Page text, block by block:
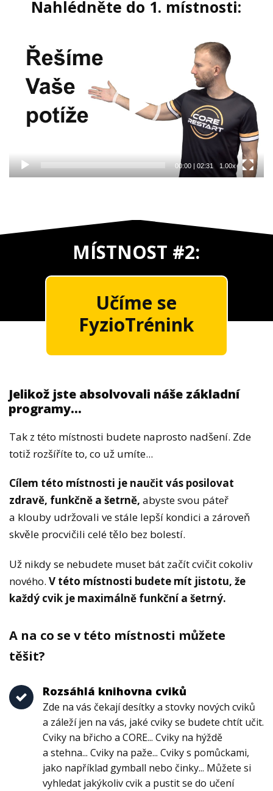
Nahlédněte do 1. místnosti:
Video
přehrávač
00:00 | 02:31 1.00x
MÍSTNOST #2:
Učíme se
FyzioTrénink
Jelikož jste absolvovali náše základní
programy...
Tak z této místnosti budete naprosto nadšení. Zde
totiž rozšíříte to, co už umíte...
Cílem této místnosti je naučit vás posilovat
zdravě, funkčně a šetrně, abyste svou páteř
a klouby udržovali ve stále lepší kondici a zároveň
skvěle procvičili celé tělo bez bolestí.
Už nikdy se nebudete muset bát začít cvičit cokoliv
nového. V této místnosti budete mít jistotu, že
každý cvik je maximálně funkční a šetrný.
A na co se v této místnosti můžete
těšit?
Rozsáhlá knihovna cviků
Zde na vás čekají desítky a stovky nových cviků
a záleží jen na vás, jaké cviky se budete chtít učit.
Cviky na břicho a CORE... Cviky na hýždě
a stehna... Cviky na paže... Cviky s pomůckami,
jako například gymball nebo činky... Můžete si
vyhledat jakýkoliv cvik a pustit se do učení